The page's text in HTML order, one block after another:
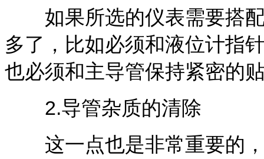
如果所选的仪表需要搭配
多了，比如必须和液位计指
也必须和主导管保持紧密的
2.导管杂质的清除
这一点也是非常重要的，